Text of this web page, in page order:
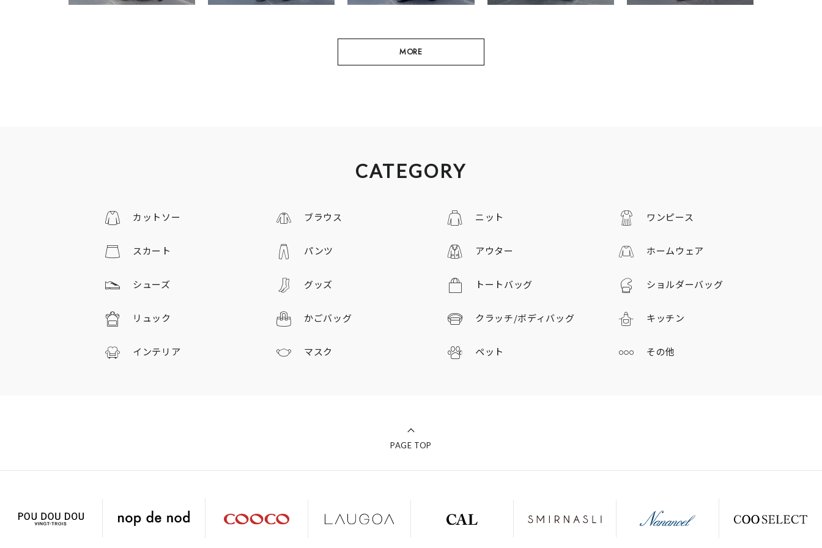
MORE
CATEGORY
カットソー ブラウス ニット ワンピース
スカート パンツ アウター ホームウェア
シューズ グッズ トートバッグ ショルダーバッグ
リュック かごバッグ クラッチ/ボディバッグ キッチン
インテリア マスク ペット その他
PAGE TOP